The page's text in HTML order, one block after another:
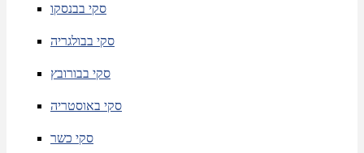
סקי בבנסקו
סקי בבולגריה
סקי בבורובץ
סקי באוסטריה
סקי כשר